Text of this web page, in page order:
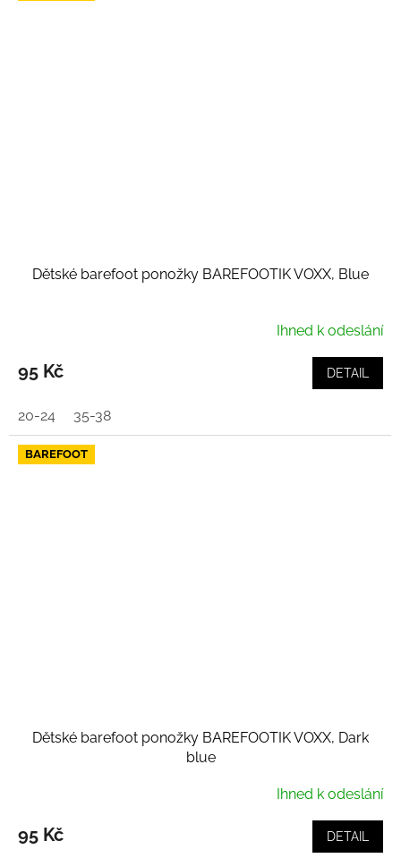
Dětské barefoot ponožky BAREFOOTIK VOXX, Blue
Ihned k odeslání
95 Kč DETAIL
20-24 35-38
BAREFOOT
Dětské barefoot ponožky BAREFOOTIK VOXX, Dark
blue
Ihned k odeslání
95 Kč DETAIL